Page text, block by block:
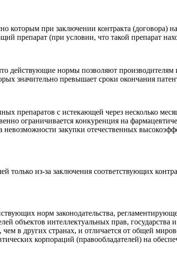
при заключении контракта (договора)
препарат (при условии, что такой препарат
действующие нормы позволяют
значительно превышает сроки окончания
препаратов с истекающей через несколько
ограничивается конкуренция на
закупки отечественных
только из-за заключения соответствующих
норм законодательства,
объектов интеллектуальных прав,
в других странах, и отличается от общей
корпораций (правообладателей) на